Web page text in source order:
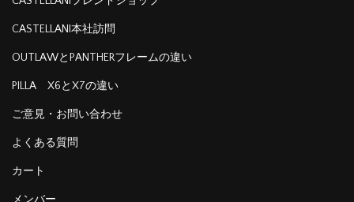
CASTELLANI本社訪問
OUTLAWとPANTHERフレームの違い
PILLA X6とX7の違い
ご意見・お問い合わせ
よくある質問
カート